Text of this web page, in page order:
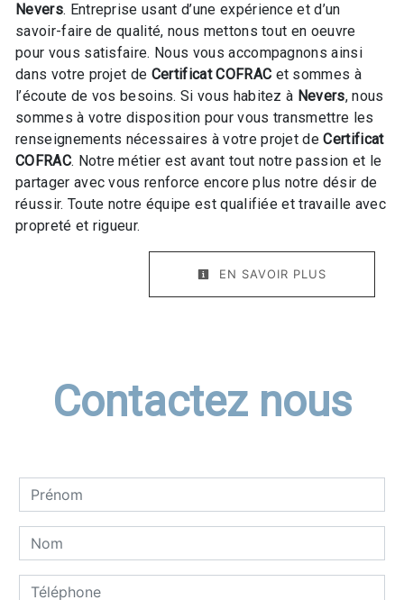
Nevers. Entreprise usant d’une expérience et d’un
savoir-faire de qualité, nous mettons tout en oeuvre
pour vous satisfaire. Nous vous accompagnons ainsi
dans votre projet de Certificat COFRAC et sommes à
l’écoute de vos besoins. Si vous habitez à Nevers, nous
sommes à votre disposition pour vous transmettre les
renseignements nécessaires à votre projet deCertificat
COFRAC. Notre métier est avant tout notre passion et le
partager avec vous renforce encore plus notre désir de
réussir. Toute notre équipe est qualifiée et travaille avec
propreté et rigueur.
EN SAVOIR PLUS
Contactez nous